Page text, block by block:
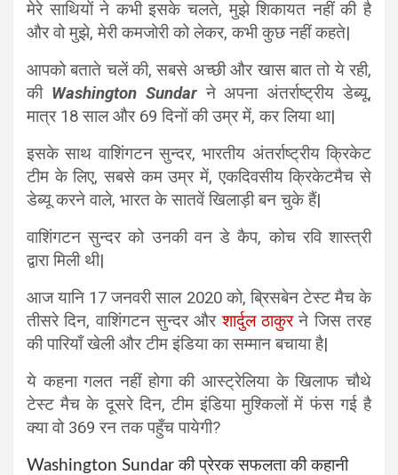
मेरे साथियों ने कभी इसके चलते, मुझे शिकायत नहीं की है
और वो मुझे, मेरी कमजोरी को लेकर, कभी कुछ नहीं कहते|
आपको बताते चलें की, सबसे अच्छी और खास बात तो ये रही,
की Washington Sundarने अपना अंतर्राष्ट्रीय डेब्यू,
मात्र 18 साल और 69 दिनों की उम्र में, कर लिया था|
इसके साथ वाशिंगटन सुन्दर, भारतीय अंतर्राष्ट्रीय क्रिकेट
टीम के लिए, सबसे कम उम्र में, एकदिवसीय क्रिकेटमैच से
डेब्यू करने वाले, भारत के सातवें खिलाड़ी बन चुके हैं|
वाशिंगटन सुन्दर को उनकी वन डे कैप, कोच रवि शास्त्री
द्वारा मिली थी|
आज यानि 17 जनवरी साल 2020 को, ब्रिसबेन टेस्ट मैच के
तीसरे दिन, वाशिंगटन सुन्दर औरशार्दुल ठाकुरने जिस तरह
की पारियाँ खेली और टीम इंडिया का सम्मान बचाया है|
ये कहना गलत नहीं होगा की आस्ट्रेलिया के खिलाफ चौथे
टेस्ट मैच के दूसरे दिन, टीम इंडिया मुश्किलों में फंस गई है
क्या वो 369 रन तक पहुँच पायेगी?
Washington Sundar की प्रेरक सफलता की कहानी